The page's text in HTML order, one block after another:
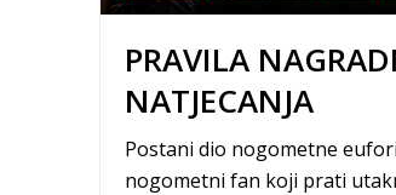
PRAVILA
NATJECANJA
Postani dio nogometne
nogometni fan koji prati